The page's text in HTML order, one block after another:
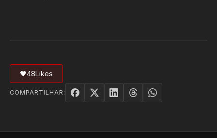
🖤48Likes
COMPARTILHAR: